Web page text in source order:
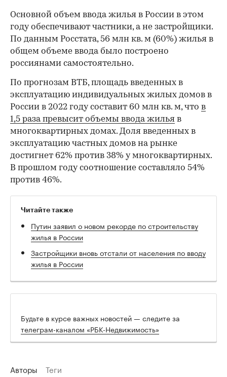
Основной объем ввода жилья в России в этом
году обеспечивают частники, а не застройщики.
По данным Росстата, 56 млн кв. м (60%) жилья в
общем объеме ввода было построено
россиянами самостоятельно.
По прогнозам ВТБ, площадь введенных в
эксплуатацию индивидуальных жилых домов в
России в 2022 году составит 60 млн кв. м, что в
1,5 раза превысит объемы ввода жилья в
многоквартирных домах. Доля введенных в
эксплуатацию частных домов на рынке
достигнет 62% против 38% у многоквартирных.
В прошлом году соотношение составляло 54%
против 46%.
Читайте также
Путин заявил о новом рекорде по строительству
жилья в России
Застройщики вновь отстали от населения по вводу
жилья в России
Будьте в курсе важных новостей — следите за
телеграм-каналом «РБК-Недвижимость»
Авторы Теги